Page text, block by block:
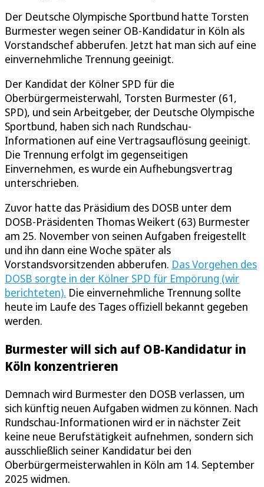
Der Deutsche Olympische Sportbund hatte Torsten
Burmester wegen seiner OB-Kandidatur in Köln als
Vorstandschef abberufen. Jetzt hat man sich auf eine
einvernehmliche Trennung geeinigt.
Der Kandidat der Kölner SPD für die
Oberbürgermeisterwahl, Torsten Burmester (61,
SPD), und sein Arbeitgeber, der Deutsche Olympische
Sportbund, haben sich nach Rundschau-
Informationen auf eine Vertragsauflösung geeinigt.
Die Trennung erfolgt im gegenseitigen
Einvernehmen, es wurde ein Aufhebungsvertrag
unterschrieben.
Zuvor hatte das Präsidium des DOSB unter dem
DOSB-Präsidenten Thomas Weikert (63) Burmester
am 25. November von seinen Aufgaben freigestellt
und ihn dann eine Woche später als
Vorstandsvorsitzenden abberufen. Das Vorgehen des
DOSB sorgte in der Kölner SPD für Empörung (wir
berichteten). Die einvernehmliche Trennung sollte
heute im Laufe des Tages offiziell bekannt gegeben
werden.
Burmester will sich auf OB-Kandidatur in
Köln konzentrieren
Demnach wird Burmester den DOSB verlassen, um
sich künftig neuen Aufgaben widmen zu können. Nach
Rundschau-Informationen wird er in nächster Zeit
keine neue Berufstätigkeit aufnehmen, sondern sich
ausschließlich seiner Kandidatur bei den
Oberbürgermeisterwahlen in Köln am 14. September
2025 widmen.